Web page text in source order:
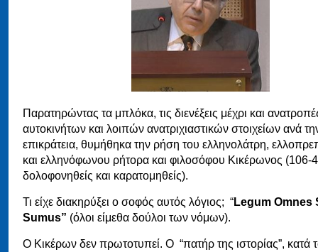
Παρατηρώντας τα μπλόκα, τις διενέξεις μέχρι και
αυτοκινήτων και λοιπών ανατριχιαστικών στοιχείων ανά
επικράτεια, θυμήθηκα την ρήση του ελληνολάτρη,
και ελληνόφωνου ρήτορα και φιλοσόφου Κικέρωνος (106-
δολοφονηθείς και καρατομηθείς).
Τι είχε διακηρύξει ο σοφός αυτός λόγιος; “Legum Omnes
Sumus” (όλοι είμεθα δούλοι των νόμων).
Ο Κικέρων δεν πρωτοτυπεί. Ο “πατήρ της ιστορίας”, κατά